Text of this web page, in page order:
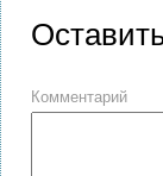
Комментарий